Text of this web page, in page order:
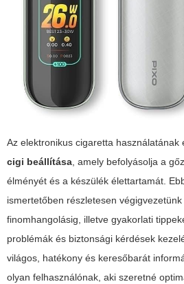
Az elektronikus cigaretta használatának
cigi beállítása, amely befolyásolja a
élményét és a készülék élettartamát.
ismertetőben részletesen
finomhangolásig, illetve gyakorlati
problémák és biztonsági kérdések
világos, hatékony és keresőbarát
olyan felhasználónak, aki szeretné